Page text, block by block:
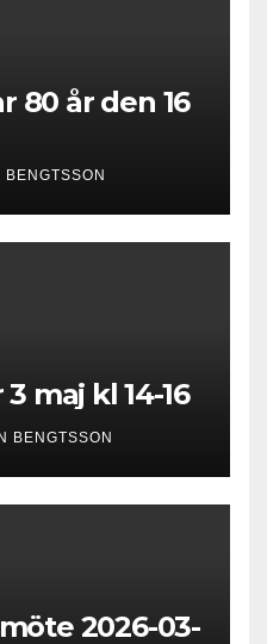
80 år den 16
BENGTSSON
maj kl 14-16
BENGTSSON
2026-03-